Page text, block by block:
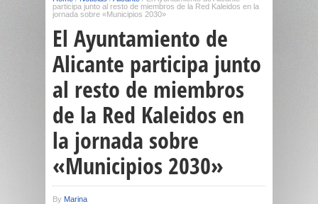
participa junto al resto de miembros de la Red Kaleidos en la
jornada sobre «Municipios 2030»
El Ayuntamiento de
Alicante participa junto
al resto de miembros
de la Red Kaleidos en
la jornada sobre
«Municipios 2030»
By Marina